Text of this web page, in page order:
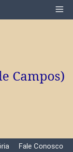
Campos)
Fale Conosco